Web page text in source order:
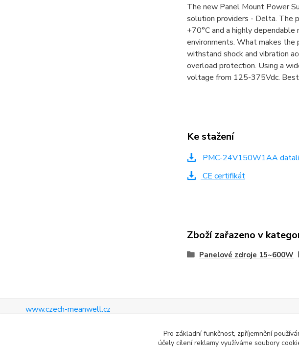
The new Panel Mount Power
solution providers - Delta. The
+70°C and a highly
environments. What makes
withstand shock and vibration
overload protection. Using a
voltage from 125-375Vdc.
Ke stažení
PMC-24V150W1AA
CE certifikát
Zboží zařazeno v
Panelové zdroje 15~600W
www.czech-meanwell.cz
Pro základní funkčnost, zpříjemnění
účely cílení reklamy využíváme soubory